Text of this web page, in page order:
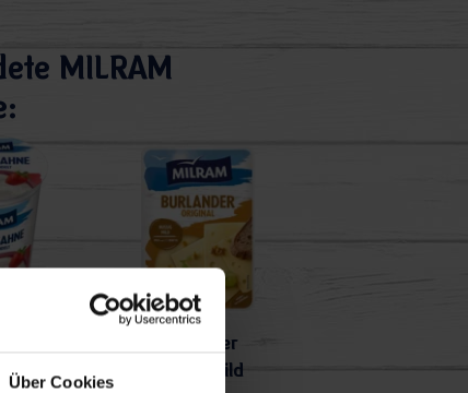
Über Cookies
MILRAM
Burlander
nussig-mild